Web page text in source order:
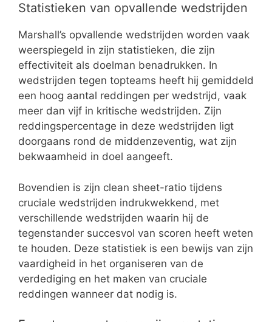
Statistieken van opvallende wedstrijden
Marshall’s opvallende wedstrijden worden vaak
weerspiegeld in zijn statistieken, die zijn
effectiviteit als doelman benadrukken. In
wedstrijden tegen topteams heeft hij gemiddeld
een hoog aantal reddingen per wedstrijd, vaak
meer dan vijf in kritische wedstrijden. Zijn
reddingspercentage in deze wedstrijden ligt
doorgaans rond de middenzeventig, wat zijn
bekwaamheid in doel aangeeft.
Bovendien is zijn clean sheet-ratio tijdens
cruciale wedstrijden indrukwekkend, met
verschillende wedstrijden waarin hij de
tegenstander succesvol van scoren heeft weten
te houden. Deze statistiek is een bewijs van zijn
vaardigheid in het organiseren van de
verdediging en het maken van cruciale
reddingen wanneer dat nodig is.